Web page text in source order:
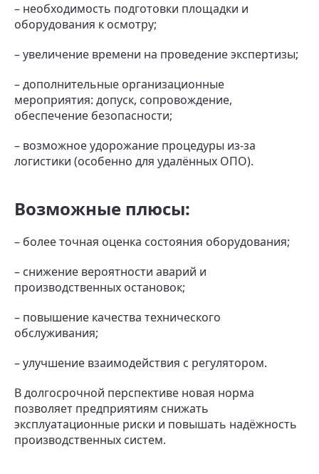
– необходимость подготовки площадки и
оборудования к осмотру;
– увеличение времени на проведение экспертизы;
– дополнительные организационные
мероприятия: допуск, сопровождение,
обеспечение безопасности;
– возможное удорожание процедуры из-за
логистики (особенно для удалённых ОПО).
Возможные плюсы:
– более точная оценка состояния оборудования;
– снижение вероятности аварий и
производственных остановок;
– повышение качества технического
обслуживания;
– улучшение взаимодействия с регулятором.
В долгосрочной перспективе новая норма
позволяет предприятиям снижать
эксплуатационные риски и повышать надёжность
производственных систем.